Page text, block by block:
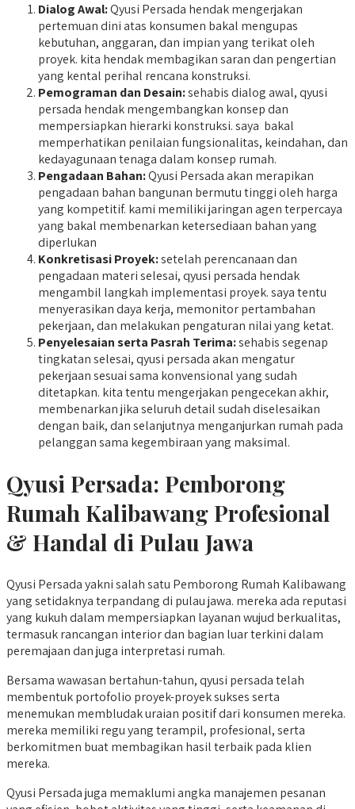
Dialog Awal:Qyusi Persada hendak mengerjakan
pertemuan dini atas konsumen bakal mengupas
kebutuhan, anggaran, dan impian yang terikat oleh
proyek. kita hendak membagikan saran dan pengertian
yang kental perihal rencana konstruksi.
Pemograman dan Desain:sehabis dialog awal, qyusi
persada hendak mengembangkan konsep dan
mempersiapkan hierarki konstruksi. saya bakal
memperhatikan penilaian fungsionalitas, keindahan, dan
kedayagunaan tenaga dalam konsep rumah.
Pengadaan Bahan:Qyusi Persada akan merapikan
pengadaan bahan bangunan bermutu tinggi oleh harga
yang kompetitif. kami memiliki jaringan agen terpercaya
yang bakal membenarkan ketersediaan bahan yang
diperlukan
Konkretisasi Proyek:setelah perencanaan dan
pengadaan materi selesai, qyusi persada hendak
mengambil langkah implementasi proyek. saya tentu
menyerasikan daya kerja, memonitor pertambahan
pekerjaan, dan melakukan pengaturan nilai yang ketat.
Penyelesaian serta Pasrah Terima:sehabis segenap
tingkatan selesai, qyusi persada akan mengatur
pekerjaan sesuai sama konvensional yang sudah
ditetapkan. kita tentu mengerjakan pengecekan akhir,
membenarkan jika seluruh detail sudah diselesaikan
dengan baik, dan selanjutnya menganjurkan rumah pada
pelanggan sama kegembiraan yang maksimal.
Qyusi Persada: Pemborong
Rumah Kalibawang Profesional
& Handal di Pulau Jawa
Qyusi Persada yakni salah satu Pemborong Rumah Kalibawang
yang setidaknya terpandang di pulau jawa. mereka ada reputasi
yang kukuh dalam mempersiapkan layanan wujud berkualitas,
termasuk rancangan interior dan bagian luar terkini dalam
peremajaan dan juga interpretasi rumah.
Bersama wawasan bertahun-tahun, qyusi persada telah
membentuk portofolio proyek-proyek sukses serta
menemukan membludak uraian positif dari konsumen mereka.
mereka memiliki regu yang terampil, profesional, serta
berkomitmen buat membagikan hasil terbaik pada klien
mereka.
Qyusi Persada juga memaklumi angka manajemen pesanan